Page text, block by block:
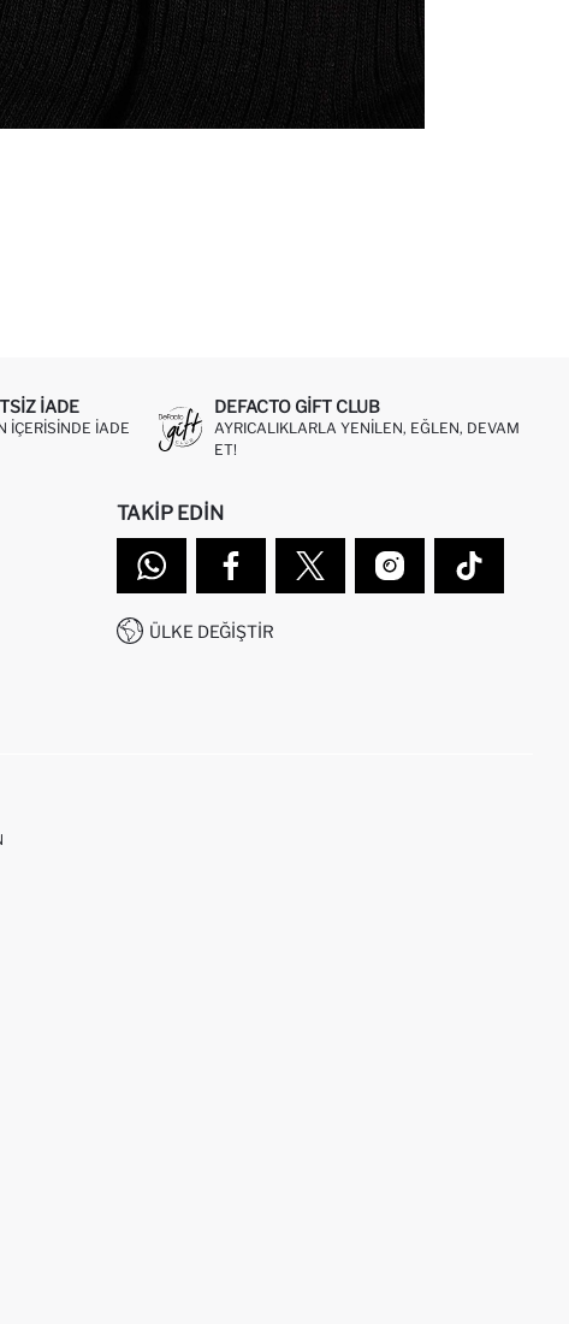
IADE
IÇERISINDE IADE
DEFACTO GIFT CLUB
AYRICALIKLARLA YENILEN, EĞLEN, DEVAM
ET!
TAKIP EDIN
ÜLKE DEĞIŞTIR